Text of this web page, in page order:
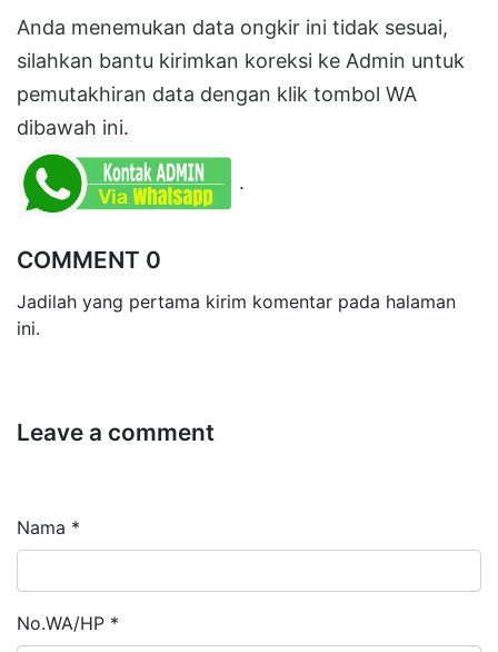
Anda menemukan data ongkir ini tidak sesuai,
silahkan bantu kirimkan koreksi ke Admin untuk
pemutakhiran data dengan klik tombol WA
dibawah ini.
.
COMMENT 0
Jadilah yang pertama kirim komentar pada halaman
ini.
Leave a comment
Nama *
No.WA/HP *